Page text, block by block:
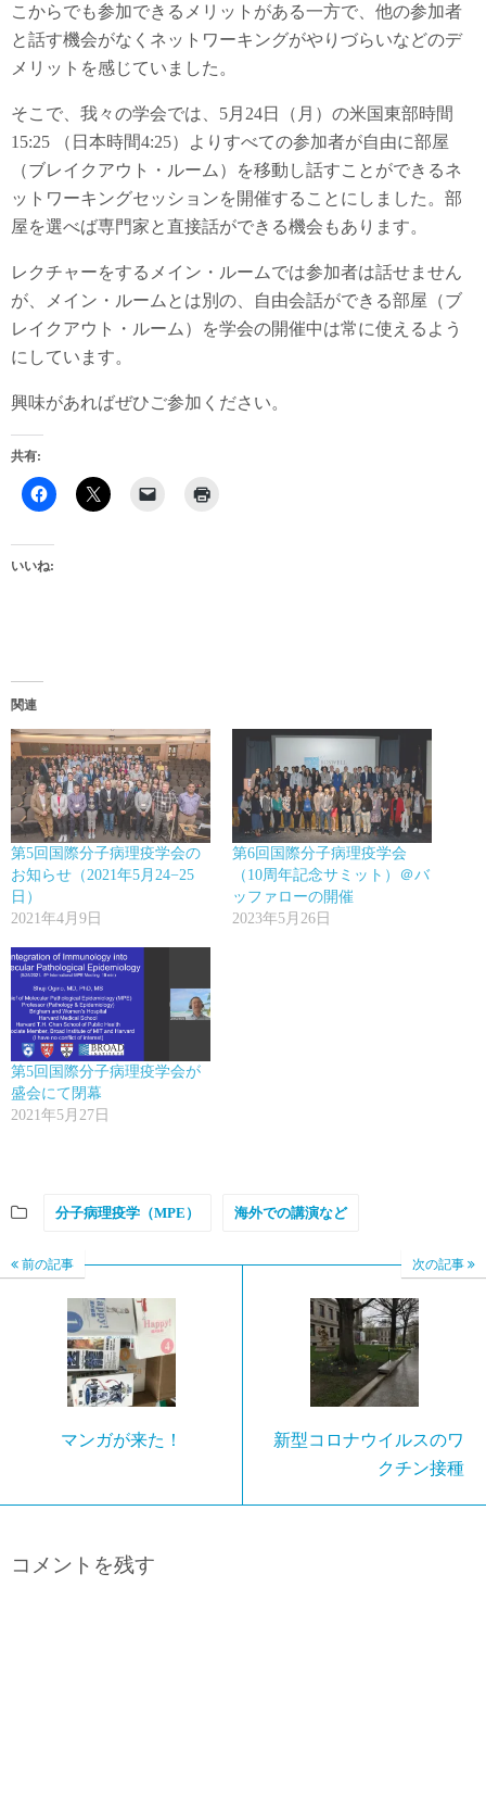
こからでも参加できるメリットがある一方で、他の参加者
と話す機会がなくネットワーキングがやりづらいなどのデ
メリットを感じていました。
そこで、我々の学会では、5月24日（月）の米国東部時間
15:25 （日本時間4:25）よりすべての参加者が自由に部屋
（ブレイクアウト・ルーム）を移動し話すことができるネ
ットワーキングセッションを開催することにしました。部
屋を選べば専門家と直接話ができる機会もあります。
レクチャーをするメイン・ルームでは参加者は話せません
が、メイン・ルームとは別の、自由会話ができる部屋（ブ
レイクアウト・ルーム）を学会の開催中は常に使えるよう
にしています。
興味があればぜひご参加ください。
共有:
いいね:
関連
第5回国際分子病理疫学会の
お知らせ（2021年5月24−25
日）
2021年4月9日
第6回国際分子病理疫学会
（10周年記念サミット）＠バ
ッファローの開催
2023年5月26日
第5回国際分子病理疫学会が
盛会にて閉幕
2021年5月27日
分子病理疫学（MPE） 海外での講演など
前の記事
マンガが来た！
次の記事
新型コロナウイルスのワ
クチン接種
コメントを残す